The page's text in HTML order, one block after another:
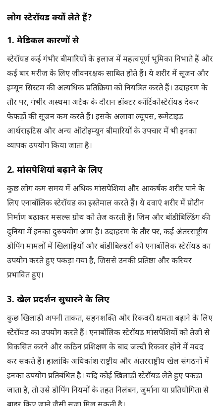
लोग स्टेरॉयड क्यों लेते हैं?
1. मेडिकल कारणों से
स्टेरॉयड कई गंभीर बीमारियों के इलाज में महत्वपूर्ण भूमिका निभाते हैं और
कई बार मरीज के लिए जीवनरक्षक साबित होते हैं। ये शरीर में सूजन और
इम्यून सिस्टम की अत्यधिक प्रतिक्रिया को नियंत्रित करते हैं। उदाहरण के
तौर पर, गंभीर अस्थमा अटैक के दौरान डॉक्टर कॉर्टिकोस्टेरॉयड देकर
फेफड़ों की सूजन कम करते हैं। इसके अलावा ल्यूपस, रूमेटाइड
आर्थराइटिस और अन्य ऑटोइम्यून बीमारियों के उपचार में भी इनका
व्यापक उपयोग किया जाता है।
2. मांसपेशियां बढ़ाने के लिए
कुछ लोग कम समय में अधिक मांसपेशियां और आकर्षक शरीर पाने के
लिए एनाबॉलिक स्टेरॉयड का इस्तेमाल करते हैं। ये दवाएं शरीर में प्रोटीन
निर्माण बढ़ाकर मसल्स ग्रोथ को तेज करती हैं। जिम और बॉडीबिल्डिंग की
दुनिया में इनका दुरुपयोग आम है। उदाहरण के तौर पर, कई अंतरराष्ट्रीय
डोपिंग मामलों में खिलाड़ियों और बॉडीबिल्डरों को एनाबॉलिक स्टेरॉयड का
उपयोग करते हुए पकड़ा गया है, जिससे उनकी प्रतिष्ठा और करियर
प्रभावित हुए।
3. खेल प्रदर्शन सुधारने के लिए
कुछ खिलाड़ी अपनी ताकत, सहनशक्ति और रिकवरी क्षमता बढ़ाने के लिए
स्टेरॉयड का उपयोग करते हैं। एनाबॉलिक स्टेरॉयड मांसपेशियों को तेजी से
विकसित करने और कठिन प्रशिक्षण के बाद जल्दी रिकवर होने में मदद
कर सकते हैं। हालांकि अधिकांश राष्ट्रीय और अंतरराष्ट्रीय खेल संगठनों में
इनका उपयोग प्रतिबंधित है। यदि कोई खिलाड़ी स्टेरॉयड लेते हुए पकड़ा
जाता है, तो उसे डोपिंग नियमों के तहत निलंबन, जुर्माना या प्रतियोगिता से